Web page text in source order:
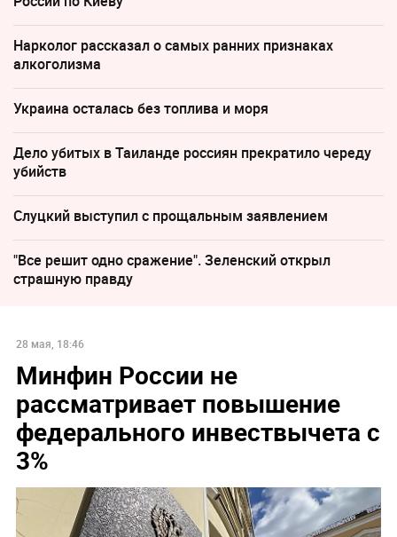
Нарколог рассказал о самых ранних признаках
алкоголизма
Украина осталась без топлива и моря
Дело убитых в Таиланде россиян прекратило череду
убийств
Слуцкий выступил с прощальным заявлением
"Все решит одно сражение". Зеленский открыл
страшную правду
28 мая, 18:46
Минфин России не
рассматривает повышение
федерального инвествычета с
3%